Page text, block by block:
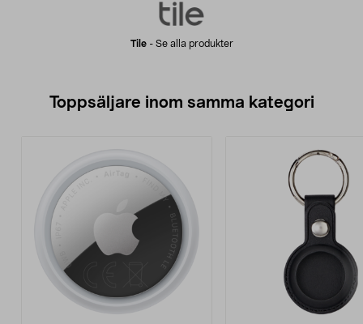
Tile- Se alla produkter
Toppsäljare inom samma kategori